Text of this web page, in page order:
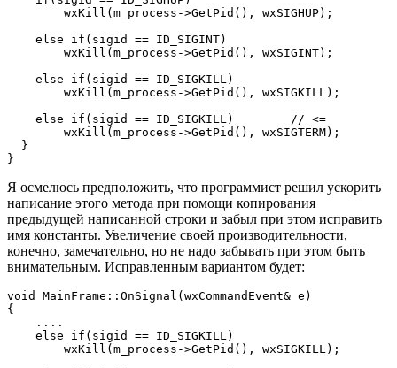
        wxKill(m_process->GetPid(), wxSIGHUP);
    else if(sigid == ID_SIGINT)
        wxKill(m_process->GetPid(), wxSIGINT);
    else if(sigid == ID_SIGKILL)
        wxKill(m_process->GetPid(), wxSIGKILL);
    else if(sigid == ID_SIGKILL)        // <=
        wxKill(m_process->GetPid(), wxSIGTERM);
  }
}
Я осмелюсь предположить, что программист решил ускорить
написание этого метода при помощи копирования
предыдущей написанной строки и забыл при этом исправить
имя константы. Увеличение своей производительности,
конечно, замечательно, но не надо забывать при этом быть
внимательным. Исправленным вариантом будет:
void MainFrame::OnSignal(wxCommandEvent& e)
{
    ....
    else if(sigid == ID_SIGKILL)
        wxKill(m_process->GetPid(), wxSIGKILL);